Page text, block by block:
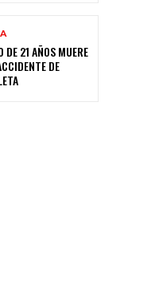
DE 21 AÑOS MUERE
DE